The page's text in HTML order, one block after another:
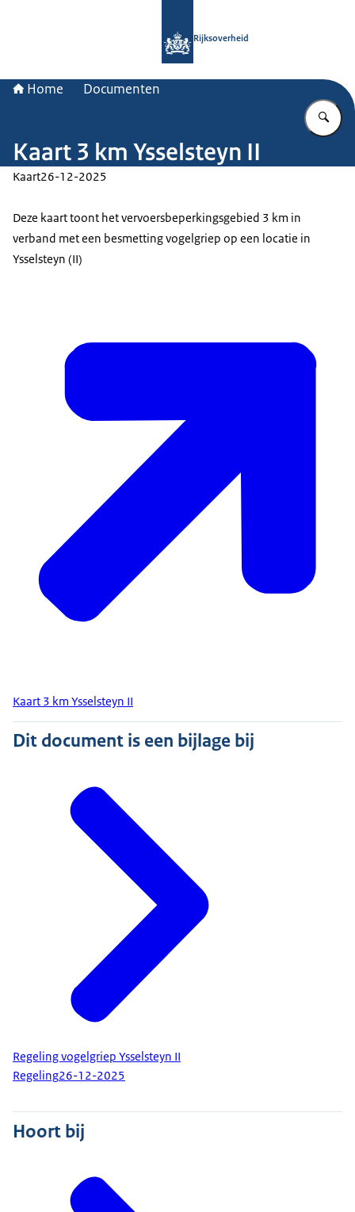
Rijksoverheid
Home Documenten
Kaart 3 km Ysselsteyn II
Kaart26-12-2025
Deze kaart toont het vervoersbeperkingsgebied 3 km in
verband met een besmetting vogelgriep op een locatie in
Ysselsteyn (II)
Kaart 3 km Ysselsteyn II
Dit document is een bijlage bij
Regeling vogelgriep Ysselsteyn II
Regeling26-12-2025
Hoort bij